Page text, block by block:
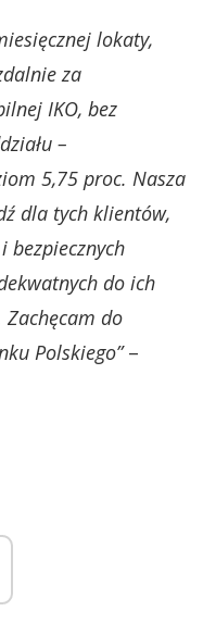
lokaty,
za
IKO, bez
–
5,75 proc. Nasza
dla tych klientów,
bezpiecznych
do ich
do
Polskiego”–